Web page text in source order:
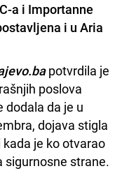
a i Importanne
i u Aria
potvrdila je
poslova
dodala da je u
dojava stigla
je ko otvarao
sigurnosne strane.